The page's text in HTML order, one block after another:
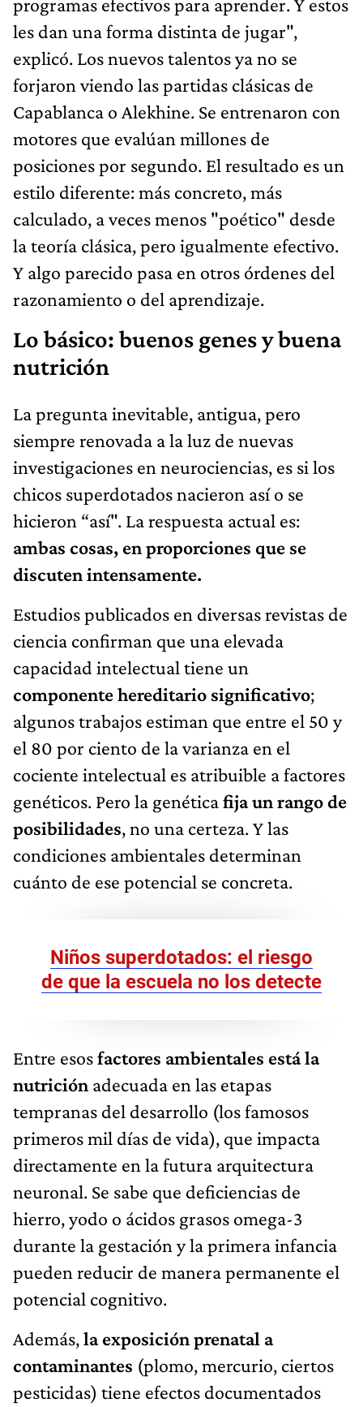
programas efectivos para aprender. Y estos
les dan una forma distinta de jugar",
explicó. Los nuevos talentos ya no se
forjaron viendo las partidas clásicas de
Capablanca o Alekhine. Se entrenaron con
motores que evalúan millones de
posiciones por segundo. El resultado es un
estilo diferente: más concreto, más
calculado, a veces menos "poético" desde
la teoría clásica, pero igualmente efectivo.
Y algo parecido pasa en otros órdenes del
razonamiento o del aprendizaje.
Lo básico: buenos genes y buena
nutrición
La pregunta inevitable, antigua, pero
siempre renovada a la luz de nuevas
investigaciones en neurociencias, es si los
chicos superdotados nacieron así o se
hicieron “así". La respuesta actual es:
ambas cosas, en proporciones que se
discuten intensamente.
Estudios publicados en diversas revistas de
ciencia confirman que una elevada
capacidad intelectual tiene un
componente hereditario significativo;
algunos trabajos estiman que entre el 50 y
el 80 por ciento de la varianza en el
cociente intelectual es atribuible a factores
genéticos. Pero la genéticafija un rango de
posibilidades, no una certeza. Y las
condiciones ambientales determinan
cuánto de ese potencial se concreta.
Niños superdotados: el riesgo
de que la escuela no los detecte
Entre esosfactores ambientales está la
nutrición adecuada en las etapas
tempranas del desarrollo (los famosos
primeros mil días de vida), que impacta
directamente en la futura arquitectura
neuronal. Se sabe que deficiencias de
hierro, yodo o ácidos grasos omega-3
durante la gestación y la primera infancia
pueden reducir de manera permanente el
potencial cognitivo.
Además,la exposición prenatal a
contaminantes (plomo, mercurio, ciertos
pesticidas) tiene efectos documentados